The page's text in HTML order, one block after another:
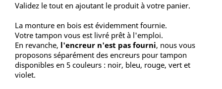
Validez le tout en ajoutant le produit à votre panier.
La monture en bois est évidemment fournie.
Votre tampon vous est livré prêt à l'emploi.
En revanche, l'encreur n'est pas fourni, nous vous
proposons séparément des encreurs pour tampon
disponibles en 5 couleurs : noir, bleu, rouge, vert et
violet.